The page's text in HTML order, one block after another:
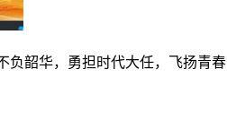
负韶华，勇担时代大任，飞扬青春